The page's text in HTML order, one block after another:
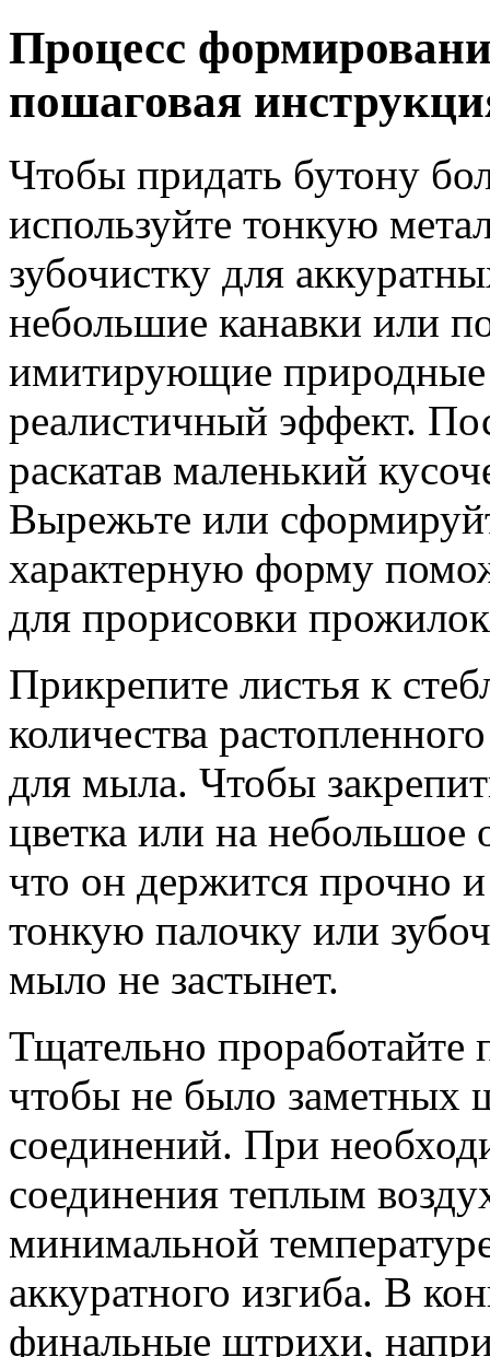
Процесс
пошаговая
Чтобы придать бутону
используйте тонкую
зубочистку для
небольшие канавки или
имитирующие природные
реалистичный эффект.
раскатав маленький
Вырежьте или
характерную форму
для прорисовки
Прикрепите листья к
количества
для мыла. Чтобы
цветка или на небольшое
что он держится прочно
тонкую палочку или
мыло не застынет.
Тщательно
чтобы не было заметных
соединений. При
соединения теплым
минимальной
аккуратного изгиба. В
финальные штрихи,